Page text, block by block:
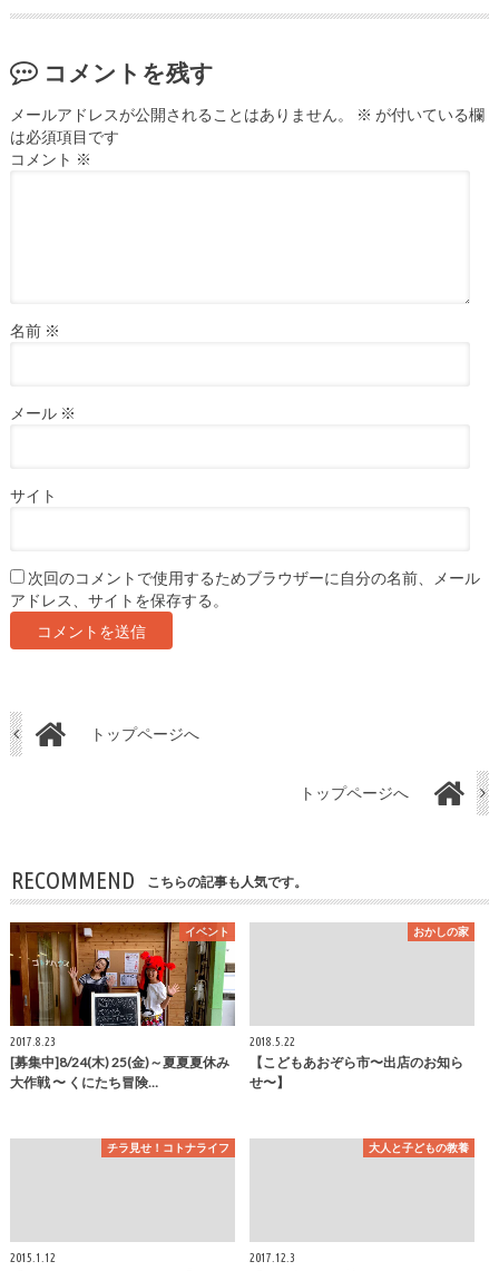
コメントを残す
メールアドレスが公開されることはありません。 ※ が付いている欄
は必須項目です
コメント ※
名前 ※
メール ※
サイト
次回のコメントで使用するためブラウザーに自分の名前、メール
アドレス、サイトを保存する。
トップページへ
トップページへ
RECOMMEND こちらの記事も人気です。
イベント
2017.8.23
[募集中]8/24(木) 25(金)～夏夏夏休み
大作戦 〜 くにたち冒険…
おかしの家
2018.5.22
【こどもあおぞら市〜出店のお知ら
せ〜】
チラ見せ！コトナライフ
2015.1.12
大人と子どもの教養
2017.12.3